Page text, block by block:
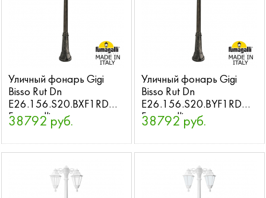
Уличный фонарь Gigi
Bisso Rut Dn
E26.156.S20.BXF1RDN
Fumagalli
38792 руб.
Уличный фонарь Gigi
Bisso Rut Dn
E26.156.S20.BYF1RDN
Fumagalli
38792 руб.